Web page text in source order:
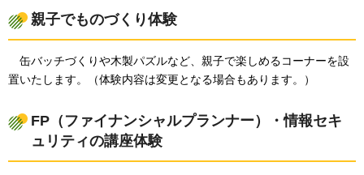
親子でものづくり体験
缶バッチづくりや木製パズルなど、親子で楽しめるコーナーを設
置いたします。（体験内容は変更となる場合もあります。）
FP（ファイナンシャルプランナー）・情報セキ
ュリティの講座体験